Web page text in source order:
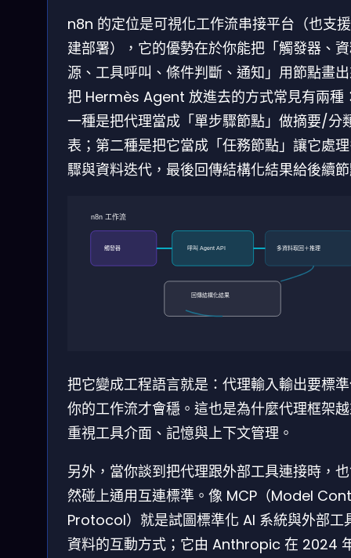
n8n 的定位是可視化工作流串接平台（也支
建部署），它的優勢在於你能把「觸發器、
源、工具呼叫、條件判斷、通知」用節點畫
把 Hermès Agent 放進去的方式常見有兩種
一種是把代理當成「單步驟節點」做摘要/分
表；第二種是把它當成「任務節點」讓它處
驟與資料迭代，最後回傳結構化結果給後續
n8n 工作流
觸發器 呼叫 Agent API 多資料取回＋推理
回傳結構化結果
把它變成工程語言就是：代理輸入輸出要標
你的工作流才會穩。這也是為什麼代理框架
重視工具介面、記憶與上下文管理。
另外，當你談到把代理跟外部工具連接時，
然碰上通用互連標準。像 MCP（Model
Protocol）就是試圖標準化 AI 系統與外部工
資料的互動方式；它由 Anthropic 在 2024